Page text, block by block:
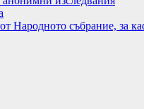
Народното събрание, за